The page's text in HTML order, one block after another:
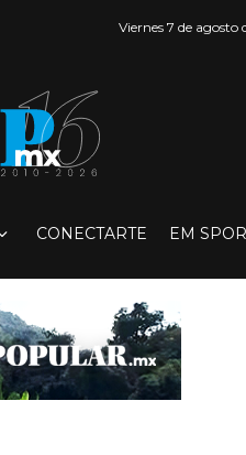
Viernes 7 de agosto
CONECTARTE EM